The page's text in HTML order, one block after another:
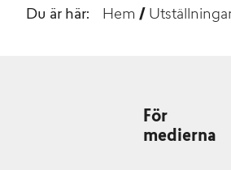
Du är här: Hem /
För
medierna